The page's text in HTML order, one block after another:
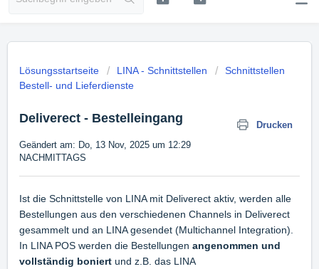
Lösungsstartseite LINA - Schnittstellen
Schnittstellen
Bestell- und Lieferdienste
Deliverect - Bestelleingang
Drucken
Geändert am: Do, 13 Nov, 2025 um 12:29
NACHMITTAGS
Ist die Schnittstelle von LINA mit Deliverect aktiv, werden alle
Bestellungen aus den verschiedenen Channels in Deliverect
gesammelt und an LINA gesendet (Multichannel Integration).
In LINA POS werden die Bestellungen angenommen und
vollständig boniert und z.B. das LINA